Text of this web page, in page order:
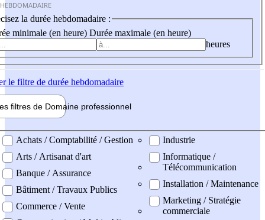
la durée hebdomadaire :
minimale (en heure) Durée maximale (en heure)
heures
le filtre de durée hebdomadaire
filtres de Domaine professionnel
professionel
Achats / Comptabilité / Gestion
Arts / Artisanat d'art
Banque / Assurance
Bâtiment / Travaux Publics
Commerce / Vente
Industrie
Informatique /
Télécommunication
Installation / Maintenance
Marketing / Stratégie
commerciale